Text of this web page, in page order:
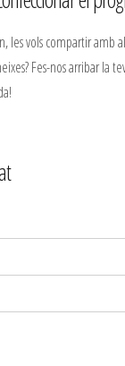
les vols compartir amb
Fes-nos arribar la